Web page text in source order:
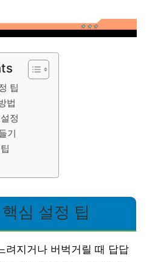
팁
법
정
기
심 설정 팁
려지거나 버벅거릴 때 답답